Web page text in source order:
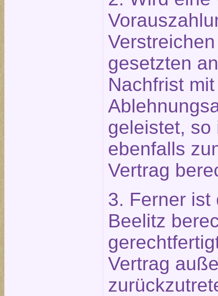
gesetzten
Nachfrist mit
geleistet, so
ebenfalls
Vertrag
3. Ferner ist
Beelitz
Vertrag